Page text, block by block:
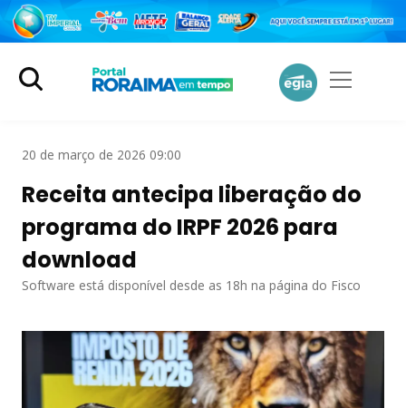
20 de março de 2026 09:00
Receita antecipa liberação do
programa do IRPF 2026 para
download
Software está disponível desde as 18h na página do Fisco